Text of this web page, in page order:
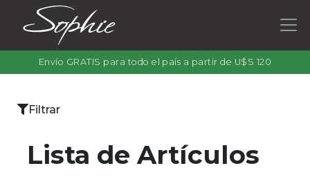
Envío GRATIS para todo el país a partir de U$S 120
×
Filtrar
Lista de Artículos